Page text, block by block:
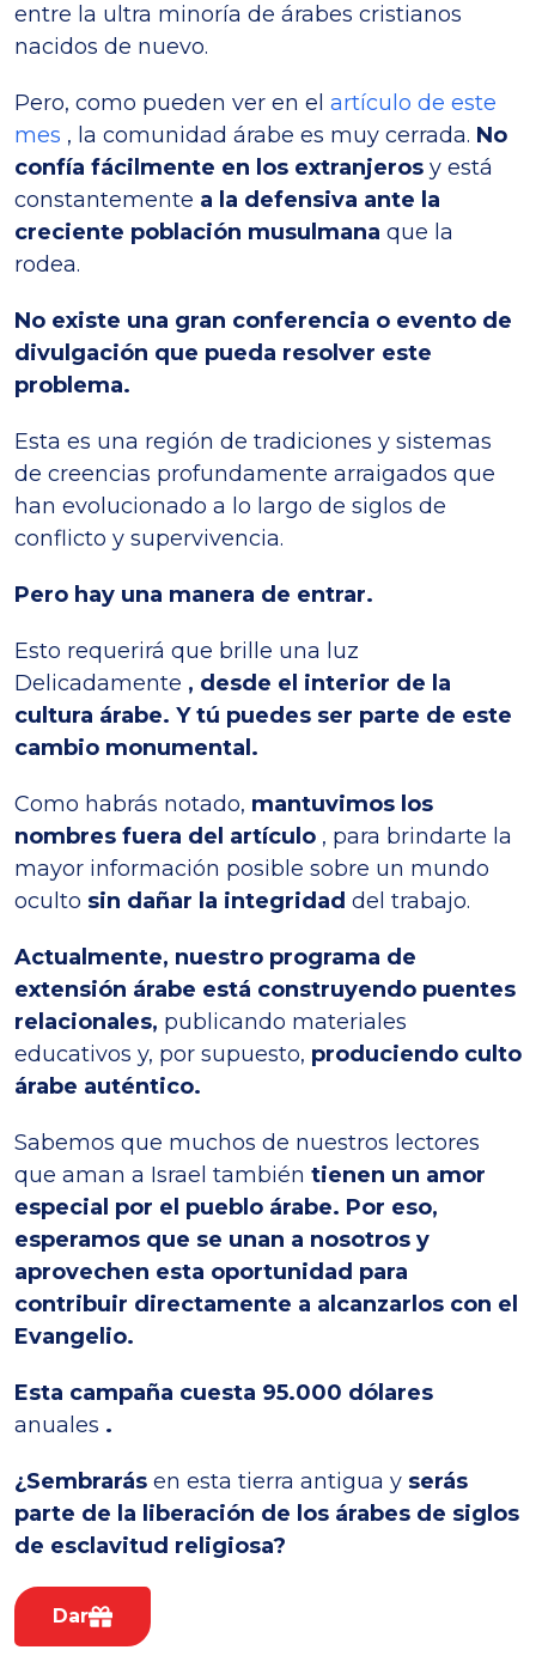
entre la ultra minoría de árabes cristianos
nacidos de nuevo.
Pero, como pueden ver en el artículo de este
mes , la comunidad árabe es muy cerrada. No
confía fácilmente en los extranjeros y está
constantemente a la defensiva ante la
creciente población musulmana que la
rodea.
No existe una gran conferencia o evento de
divulgación que pueda resolver este
problema.
Esta es una región de tradiciones y sistemas
de creencias profundamente arraigados que
han evolucionado a lo largo de siglos de
conflicto y supervivencia.
Pero hay una manera de entrar.
Esto requerirá que brille una luz
Delicadamente , desde el interior de la
cultura árabe. Y tú puedes ser parte de este
cambio monumental.
Como habrás notado, mantuvimos los
nombres fuera del artículo , para brindarte la
mayor información posible sobre un mundo
oculto sin dañar la integridad del trabajo.
Actualmente, nuestro programa de
extensión árabe está construyendo puentes
relacionales, publicando materiales
educativos y, por supuesto, produciendo culto
árabe auténtico.
Sabemos que muchos de nuestros lectores
que aman a Israel también tienen un amor
especial por el pueblo árabe. Por eso,
esperamos que se unan a nosotros y
aprovechen esta oportunidad para
contribuir directamente a alcanzarlos con el
Evangelio.
Esta campaña cuesta 95.000 dólares
anuales .
¿Sembrarás en esta tierra antigua y serás
parte de la liberación de los árabes de siglos
de esclavitud religiosa?
Dar